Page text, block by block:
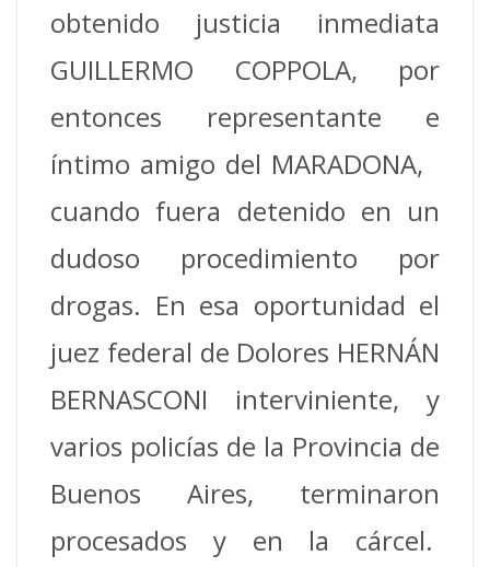
obtenido justicia inmediata
GUILLERMO COPPOLA, por
entonces representante e
íntimo amigo del MARADONA,
cuando fuera detenido en un
dudoso procedimiento por
drogas. En esa oportunidad el
juez federal de Dolores HERNÁN
BERNASCONI interviniente, y
varios policías de la Provincia de
Buenos Aires, terminaron
procesados y en la cárcel.